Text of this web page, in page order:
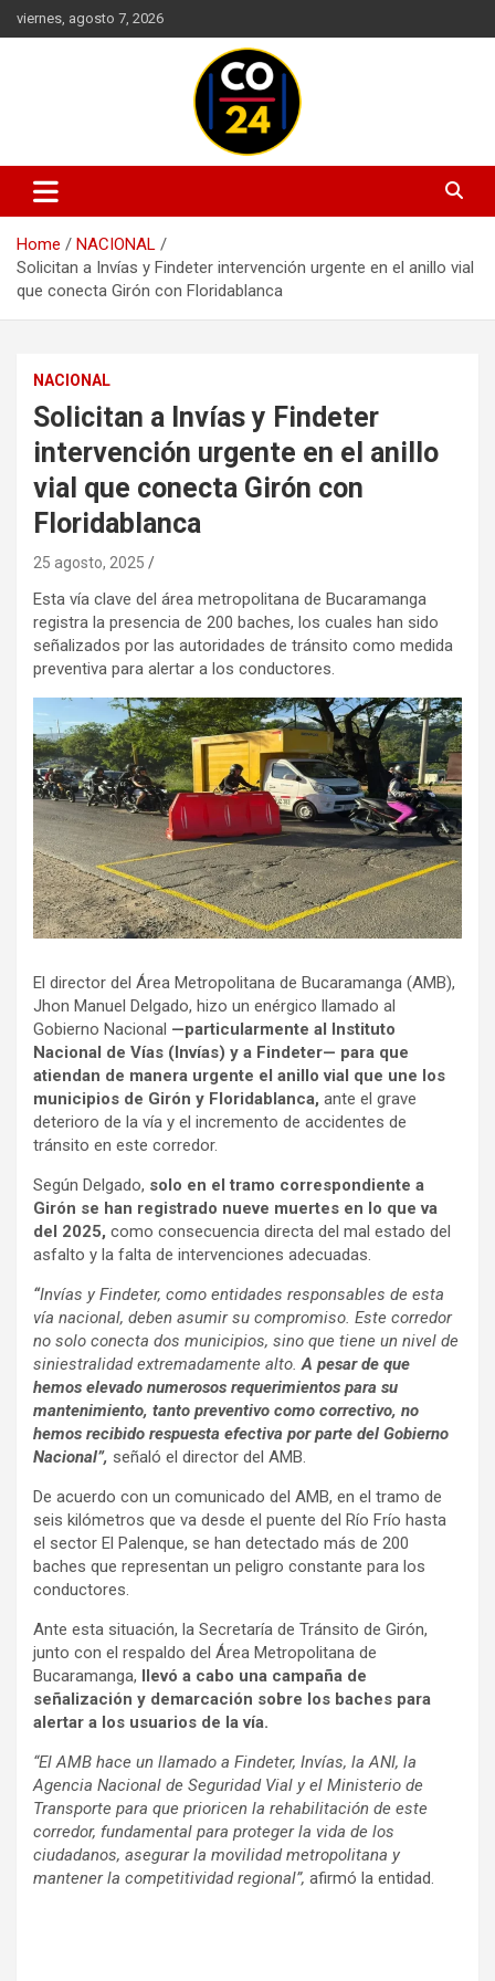
Skip
to
viernes, agosto 7, 2026
Noticias Colombia 24 Horas |
Últimas Noticias de Colombia y
el Mundo
Mantente informado con las últimas actualizaciones en política,
economía, deportes, tecnología y más. Información confiable y
actualizada en un solo lugar.
Home
NACIONAL
Solicitan a Invías y Findeter intervención urgente en el anillo vial
que conecta Girón con Floridablanca
NACIONAL
Solicitan a Invías y Findeter
intervención urgente en el anillo
vial que conecta Girón con
Floridablanca
25 agosto, 2025
Esta vía clave del área metropolitana de Bucaramanga
registra la presencia de 200 baches, los cuales han sido
señalizados por las autoridades de tránsito como medida
preventiva para alertar a los conductores.
El director del Área Metropolitana de Bucaramanga (AMB),
Jhon Manuel Delgado, hizo un enérgico llamado al
Gobierno Nacional —particularmente al Instituto
Nacional de Vías (Invías) y a Findeter— para que
atiendan de manera urgente el anillo vial que une los
municipios de Girón y Floridablanca, ante el grave
deterioro de la vía y el incremento de accidentes de
tránsito en este corredor.
Según Delgado, solo en el tramo correspondiente a
Girón se han registrado nueve muertes en lo que va
del 2025, como consecuencia directa del mal estado del
asfalto y la falta de intervenciones adecuadas.
“Invías y Findeter, como entidades responsables de esta
vía nacional, deben asumir su compromiso. Este corredor
no solo conecta dos municipios, sino que tiene un nivel de
siniestralidad extremadamente alto. A pesar de que
hemos elevado numerosos requerimientos para su
mantenimiento, tanto preventivo como correctivo, no
hemos recibido respuesta efectiva por parte del Gobierno
Nacional”, señaló el director del AMB.
De acuerdo con un comunicado del AMB, en el tramo de
seis kilómetros que va desde el puente del Río Frío hasta
el sector El Palenque, se han detectado más de 200
baches que representan un peligro constante para los
conductores.
Ante esta situación, la Secretaría de Tránsito de Girón,
junto con el respaldo del Área Metropolitana de
Bucaramanga, llevó a cabo una campaña de
señalización y demarcación sobre los baches para
alertar a los usuarios de la vía.
“El AMB hace un llamado a Findeter, Invías, la ANI, la
Agencia Nacional de Seguridad Vial y el Ministerio de
Transporte para que prioricen la rehabilitación de este
corredor, fundamental para proteger la vida de los
ciudadanos, asegurar la movilidad metropolitana y
mantener la competitividad regional”, afirmó la entidad.